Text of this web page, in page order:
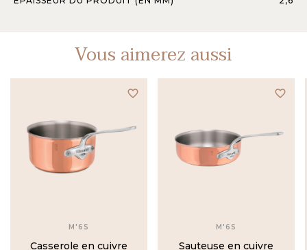
Vous aimerez aussi
favorite_border
M'6S
Casserole en cuivre
favorite_border
M'6S
Sauteuse en cuivre